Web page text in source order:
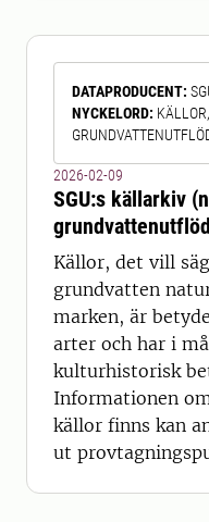
att ta fram olika
länsvisa
jämföra med
moderna data
DATAPRODUCENT:
NYCKELORD:
2026-02-09
SGU:s källarkiv
Källor, det vill
grundvatten
marken, är
arter och har i
kulturhistorisk
Informationen
källor finns kan
ut